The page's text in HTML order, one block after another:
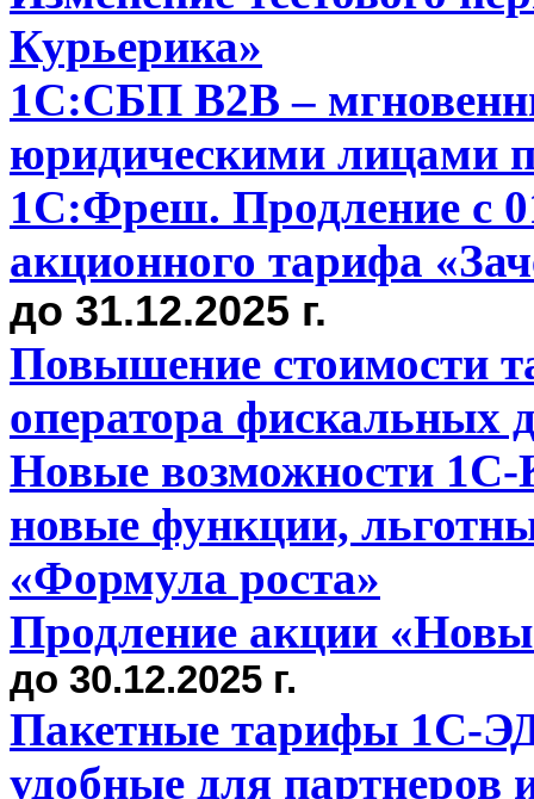
Курьерика»
1С:СБП B2B –
юридическими лицами
1С:Фреш. Продление с
акционного тарифа
до 31.12.2025 г.
Повышение стоимости
оператора фискальных
Новые возможности 1С-
новые функции,
«Формула роста»
Продление акции
до 30.12.2025 г.
Пакетные тарифы 1С-
удобные для партнеров